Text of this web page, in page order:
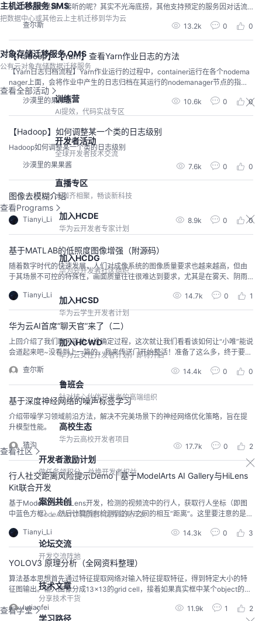
主机迁移服务 SMS
把数据中心或其他云上主机迁移到华为云
对象存储迁移服务 OMS
公有云对象存储数据迁移服务
查看全部活动
训练营
AI提效，代码实战专区
开发者活动
全球开发者技术交流
直播专区
大咖齐相聚，畅谈新科技
查看Programs
加入HCDE
华为云开发者专家计划
加入HCDG
华为云开发者社区组织
加入HCSD
华为云学生开发者计划
加入HCWD
华为云女性开发者计划，即将开启
鲁班会
针对核心伙伴开发者的高端组织
高校生态
华为云高校开发者项目
查看社区
开发者激励计划
做任务领积分，兑换开发者权益
案例共创
CodeArts代码智能体优秀应用开发
论坛交流
开发交流阵地
技术文章
分享技术干货
查看学堂
学习路径
预定电话不是真人接听的呢？其实不光海底捞，其他支持预定的服务因对话流
程比较一致，就像到店时间，手机号，人数等等，都可以使用机器人来完成电
话接听，以及订单录入。那么这样的机器人该怎么搭建起来呢？这里，我要隆
重推出我们的对话机器人服务-智能问答机器人服务，有了他，预定case就可以
通通搞定：）相比其他机器人服务而言，我们更多的考...
查尔斯 13.2k 0 0
【Hadoop】【Yarn】查看Yarn作业日志的方法
【Yarn日志归档流程】Yarn作业运行的过程中，container运行在各个nodema
nager上面，会将作业中产生的日志归档在其运行的nodemanager节点的指定
路径下。通过配置项：yarn.nodemanager.log-dirs进行配置。华为云MRS服务
中，默认的路径为/srv/Bigdata/hadoop/data1/nm/containerlogs中。如果开启
了日志归集特性...
沙漠里的果果酱 10.6k 0 0
【Hadoop】如何调整某一个类的日志级别
Hadoop如何调整某一个类的日志级别
沙漠里的果果酱 7.6k 0 0
图像去模糊介绍
Tianyi_Li 8.9k 0 0
基于MATLAB的低照度图像增强（附源码）
随着数字时代的快速发展，人们对成像系统的图像质量要求也越来越高，但由
于其场景不可控的特殊性，画面质量往往很难达到要求，尤其是在雾天、阴雨
低，图像细节严重丢失等问题，特别是在夜间，可视性很难令人满意，从很大
程度上限制了下游应用。本文针对光照条件较差条件下拍摄的图像，如夜间图
像，微光图像等，选取合适方案，提高图像的视觉质量。
Tianyi_Li 14.7k 0 1
华为云AI首席“聊天官”来了（二）
上回介绍了我们聊天官的人设确定过程，这次就让我们看看该如何让“小唯”能说
会道起来吧~没看到上一篇的，我来传送门开始整活！准备了这么多，终于要开
对话的类型，我们定义了闲聊的类型，并做了如下优先级的排序优先级类别定
义备注p0寒暄问候，打招呼等开启聊天的必要问法人设用户对机器人好奇产生
的关于人设或其他属性的问题用户对陌生人，新朋...
查尔斯 14.4k 0 0
基于深度神经网络的噪声标签学习
介绍带噪学习领域前沿方法，解决不完美场景下的神经网络优化策略，旨在提
升模型性能。
猜沟 17.7k 0 2
行人社交距离风险提示Demo | 基于ModelArts AI Gallery与HiLens
Kit联合开发
基于ModelArts和HiLens开发，检测的视频流中的行人，获取行人坐标（即图
中蓝色方框），然后计算所有检测到的人之间的相互“距离”。这里要注意的是和
的是“像素”，一种简单的方法是根据行人坐标来计算检测到的两个人的质心，也
就是根据检测到的目标框的中心之间相隔的像素值作为计算视觉世界中的“距离”
来衡量视频中的人之间的距离。
Tianyi_Li 14.3k 0 3
YOLOV3 原理分析（全网资料整理）
算法基本思想首先通过特征提取网络对输入特征提取特征，得到特定大小的特
征图输出。输入图像分成13×13的grid cell，接着如果真实框中某个object的中
心坐标落在某个grid cell中，那么就由该grid cell来预测该object。每个object
有固定数量的bounding box，YOLO v3中有三个bounding box，使用逻辑回归
lutianfei 11.9k 1 2